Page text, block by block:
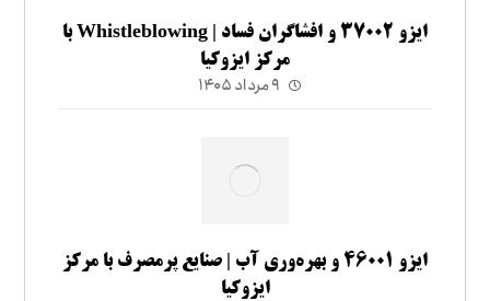
ایزو ۳۷۰۰۲ و افشاگران فساد | Whistleblowing با
مرکز ایزوکیا
۹ مرداد ۱۴۰۵
ایزو ۴۶۰۰۱ و بهره‌وری آب | صنایع پرمصرف با مرکز
ایزوکیا